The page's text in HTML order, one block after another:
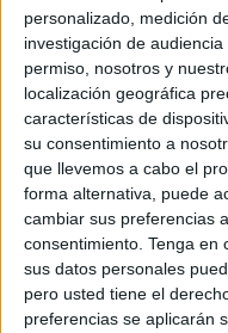
personalizado, medición
investigación de
permiso, nosotros y
localización geográfica
características de
su consentimiento a
que llevemos a cabo el
forma alternativa, puede
cambiar sus preferencias
consentimiento. Tenga en
sus datos personales
pero usted tiene el
preferencias se aplicarán
temas de interés para los
El espacio, que también está
contenido que sus usuarios
suscribirse al contenido que más
más relevante publicado en la
acudir a eventos privados